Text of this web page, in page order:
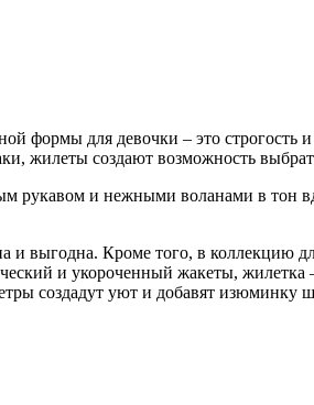
формы для девочки – это строгость
жилеты создают возможность
рукавом и нежными воланами в тон
и выгодна. Кроме того, в коллекцию
и укороченный жакеты, жилетка
создадут уют и добавят изюминку